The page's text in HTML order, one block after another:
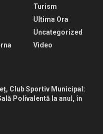
Turism
Ultima Ora
Uncategorized
Video
Club Sportiv Municipal:
Polivalentă la anul, în